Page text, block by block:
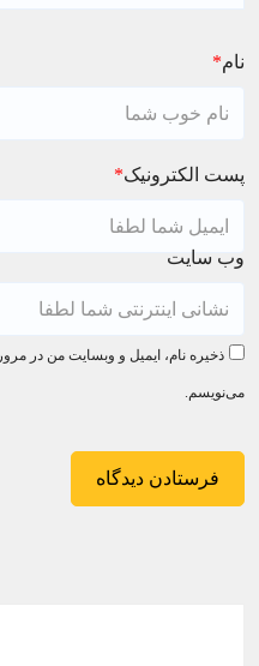
نام*
پست الکترونیک*
وب سایت
ذخیره نام، ایمیل و وبسایت من در
می‌نویسم.